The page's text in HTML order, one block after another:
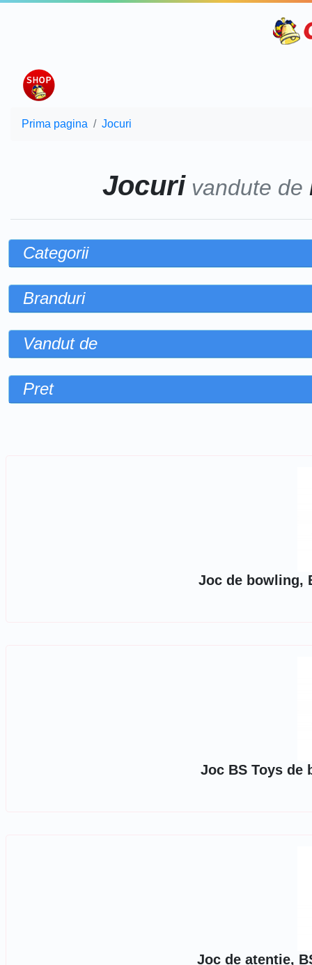
Prima pagina Jocuri
Jocuri vandute de
Categorii
Branduri
Vandut de
Pret
Joc de bowling,
Joc BS Toys de
Joc de atentie,